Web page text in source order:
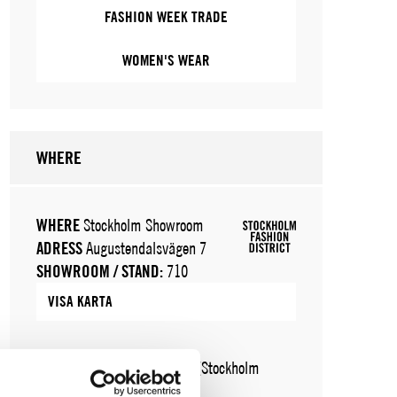
FASHION WEEK TRADE
WOMEN'S WEAR
WHERE
WHEREStockholm Showroom
ADRESSAugustendalsvägen 7
SHOWROOM / STAND: 710
VISA KARTA
Fashion Week Trade (Stockholm
Showroom)